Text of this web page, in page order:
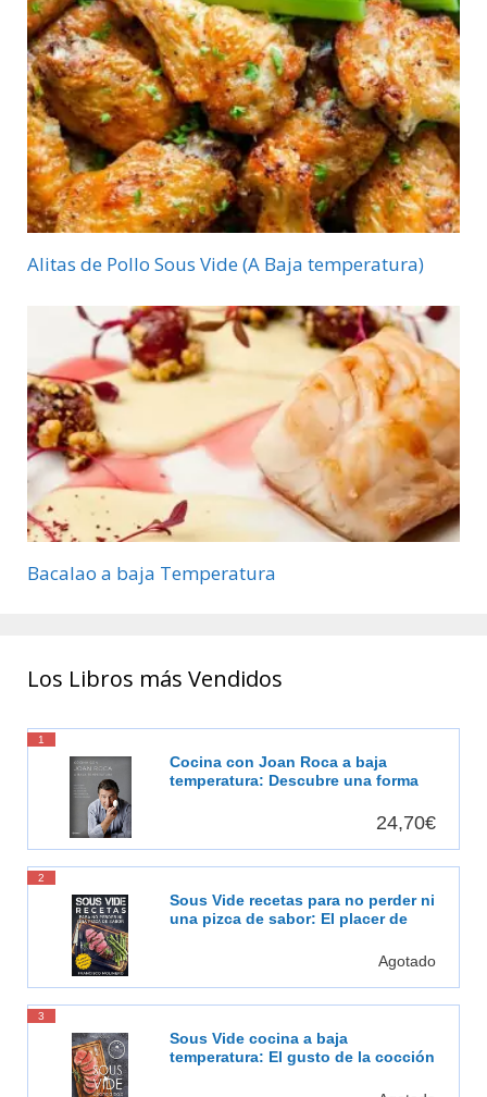
Alitas de Pollo Sous Vide (A Baja temperatura)
Bacalao a baja Temperatura
Los Libros más Vendidos
1
Cocina con Joan Roca a baja
temperatura: Descubre una forma
24,70€
2
Sous Vide recetas para no perder ni
una pizca de sabor: El placer de
Agotado
3
Sous Vide cocina a baja
temperatura: El gusto de la cocción